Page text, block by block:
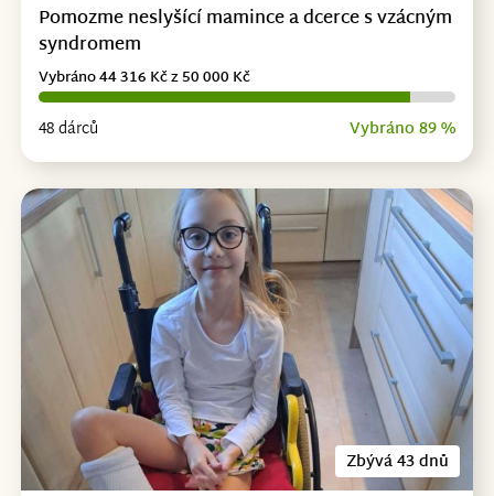
Pomozme neslyšící mamince a dcerce s vzácným
syndromem
48 dárců Vybráno 89 %
Vybráno 44 316 Kč z 50 000 Kč
Zbývá 43 dnů